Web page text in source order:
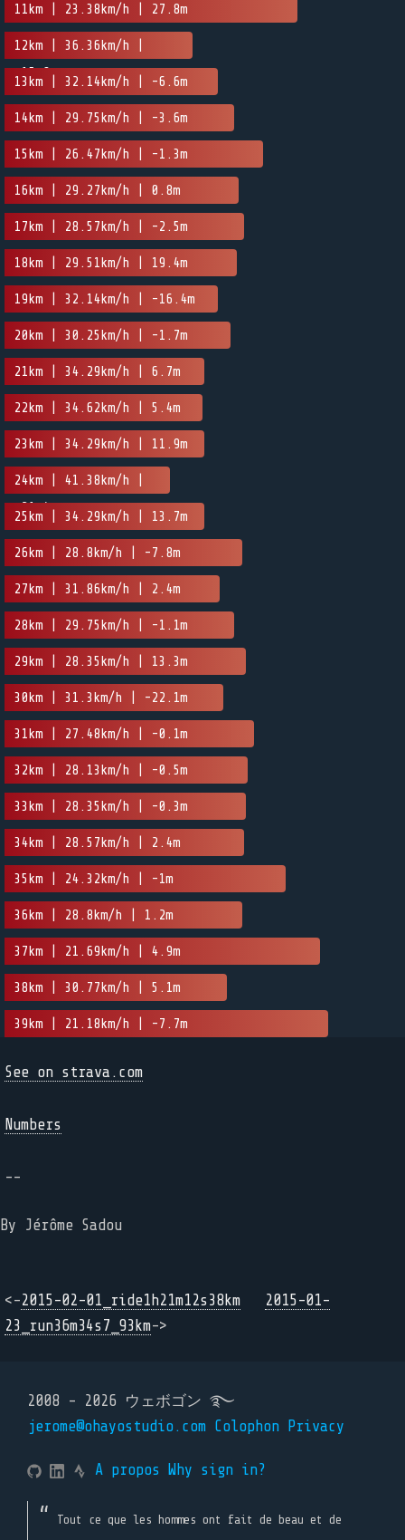
11km | 23.38km/h | 27.8m
12km | 36.36km/h |
-15.8m
13km | 32.14km/h | -6.6m
14km | 29.75km/h | -3.6m
15km | 26.47km/h | -1.3m
16km | 29.27km/h | 0.8m
17km | 28.57km/h | -2.5m
18km | 29.51km/h | 19.4m
19km | 32.14km/h | -16.4m
20km | 30.25km/h | -1.7m
21km | 34.29km/h | 6.7m
22km | 34.62km/h | 5.4m
23km | 34.29km/h | 11.9m
24km | 41.38km/h |
-21.4m
25km | 34.29km/h | 13.7m
26km | 28.8km/h | -7.8m
27km | 31.86km/h | 2.4m
28km | 29.75km/h | -1.1m
29km | 28.35km/h | 13.3m
30km | 31.3km/h | -22.1m
31km | 27.48km/h | -0.1m
32km | 28.13km/h | -0.5m
33km | 28.35km/h | -0.3m
34km | 28.57km/h | 2.4m
35km | 24.32km/h | -1m
36km | 28.8km/h | 1.2m
37km | 21.69km/h | 4.9m
38km | 30.77km/h | 5.1m
39km | 21.18km/h | -7.7m
See on strava.com
Numbers
--
By Jérôme Sadou
<-2015-02-01_ride1h21m12s38km
2015-01-
23_run36m34s7_93km->
2008 - 2026 ウェボゴン ࿐
jerome@ohayostudio.com Colophon Privacy
A propos Why sign in?
Tout ce que les hommes ont fait de beau et de